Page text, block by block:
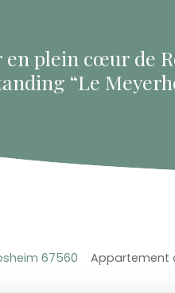
plein cœur de
“Le
67560 Appartement